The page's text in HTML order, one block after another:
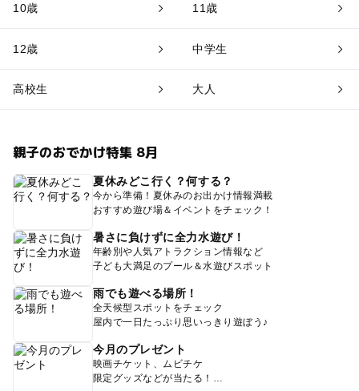
10歳 11歳
12歳 中学生
高校生 大人
親子のおでかけ特集 8月
夏休みどこ行く？何する？
今から準備！夏休みのお出かけ情報満載
おすすめ遊び場＆イベントをチェック！
暑さに負けずに全力水遊び！
年齢別や人気アトラクション情報など
子ども大満足のプール＆水遊びスポット
雨でも遊べる場所！
全天候型スポットをチェック
屋内で一日たっぷり思いっきり遊ぼう♪
今月のプレゼント
映画チケット、ムビチケ
限定グッズなどが当たる！